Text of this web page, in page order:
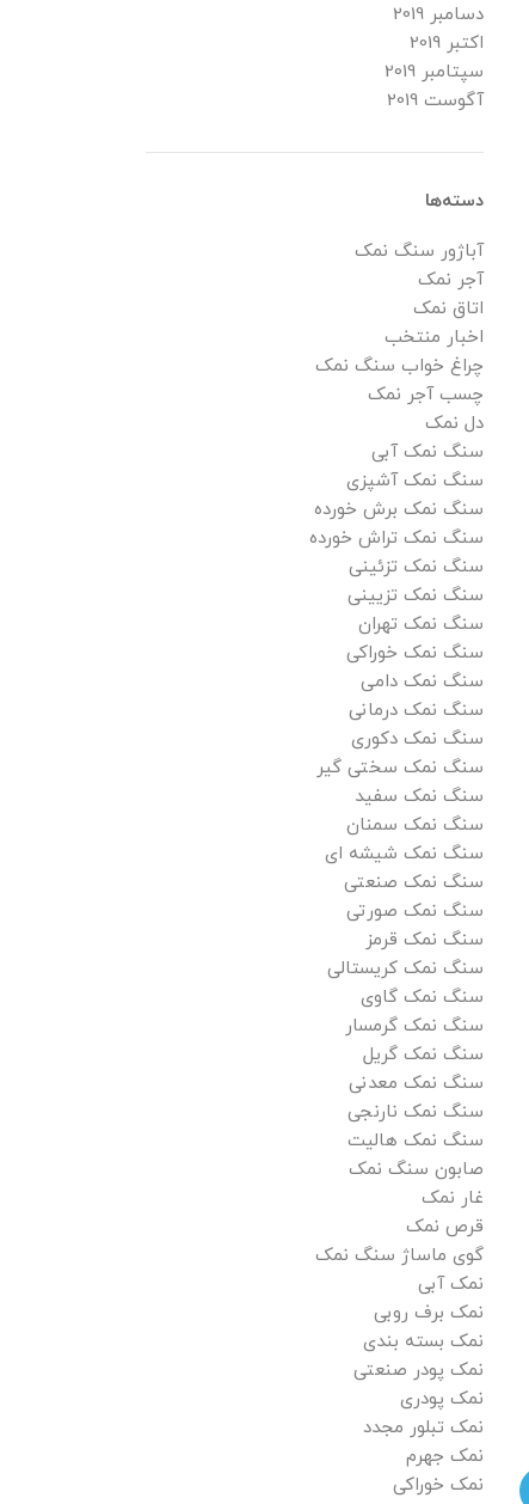
دسامبر 2019
اکتبر 2019
سپتامبر 2019
آگوست 2019
دسته‌ها
آباژور سنگ نمک
آجر نمک
اتاق نمک
اخبار منتخب
چراغ خواب سنگ نمک
چسب آجر نمک
دل نمک
سنگ نمک آبی
سنگ نمک آشپزی
سنگ نمک برش خورده
سنگ نمک تراش خورده
سنگ نمک تزئینی
سنگ نمک تزیینی
سنگ نمک تهران
سنگ نمک خوراکی
سنگ نمک دامی
سنگ نمک درمانی
سنگ نمک دکوری
سنگ نمک سختی گیر
سنگ نمک سفید
سنگ نمک سمنان
سنگ نمک شیشه ای
سنگ نمک صنعتی
سنگ نمک صورتی
سنگ نمک قرمز
سنگ نمک کریستالی
سنگ نمک گاوی
سنگ نمک گرمسار
سنگ نمک گریل
سنگ نمک معدنی
سنگ نمک نارنجی
سنگ نمک هالیت
صابون سنگ نمک
غار نمک
قرص نمک
گوی ماساژ سنگ نمک
نمک آبی
نمک برف روبی
نمک بسته بندی
نمک پودر صنعتی
نمک پودری
نمک تبلور مجدد
نمک جهرم
نمک خوراکی